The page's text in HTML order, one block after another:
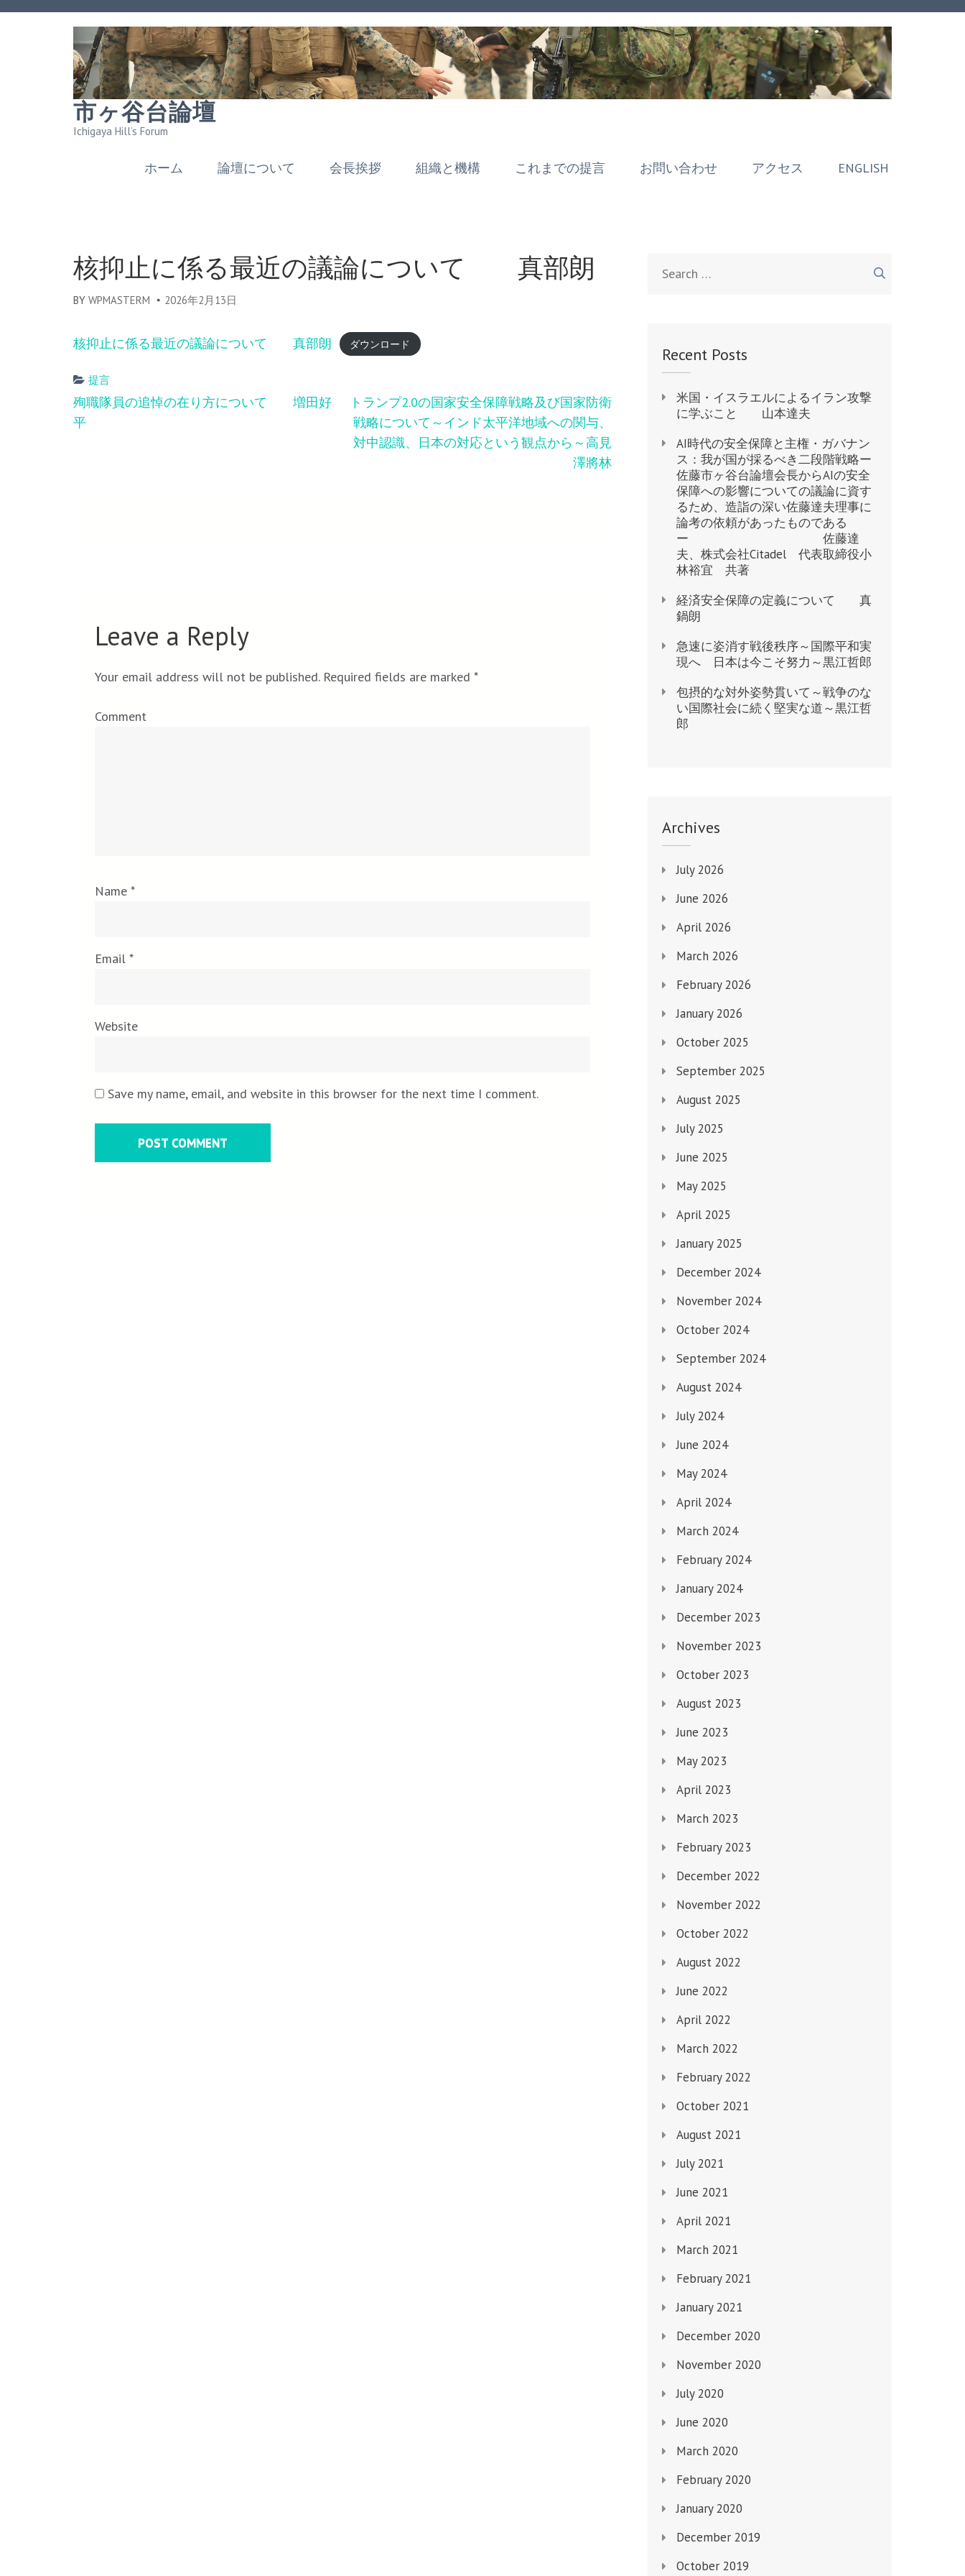
市ヶ谷台論壇
Ichigaya Hill’s Forum
ホーム 論壇について 会長挨拶 組織と機構 これまでの提言 お問い合わせ アクセス ENGLISH
核抑止に係る最近の議論について 真部朗
BY WPMASTERM 2026年2月13日
核抑止に係る最近の議論について 真部朗 ダウンロード
提言
Post
navigation
殉職隊員の追悼の在り方について 増田好
平
トランプ2.0の国家安全保障戦略及び国家防衛
戦略について～インド太平洋地域への関与、
対中認識、日本の対応という観点から～高見
澤將林
Leave a Reply
Your email address will not be published.Required fields are marked *
Comment
Name *
Email *
Website
Save my name, email, and website in this browser for the next time I comment.
Recent Posts
米国・イスラエルによるイラン攻撃
に学ぶこと 山本達夫
AI時代の安全保障と主権・ガバナン
ス：我が国が採るべき二段階戦略ー
佐藤市ヶ谷台論壇会長からAIの安全
保障への影響についての議論に資す
るため、造詣の深い佐藤達夫理事に
論考の依頼があったものである
ー 佐藤達
夫、株式会社Citadel 代表取締役小
林裕宜 共著
経済安全保障の定義について 真
鍋朗
急速に姿消す戦後秩序～国際平和実
現へ 日本は今こそ努力～黒江哲郎
包摂的な対外姿勢貫いて～戦争のな
い国際社会に続く堅実な道～黒江哲
郎
Archives
July 2026
June 2026
April 2026
March 2026
February 2026
January 2026
October 2025
September 2025
August 2025
July 2025
June 2025
May 2025
April 2025
January 2025
December 2024
November 2024
October 2024
September 2024
August 2024
July 2024
June 2024
May 2024
April 2024
March 2024
February 2024
January 2024
December 2023
November 2023
October 2023
August 2023
June 2023
May 2023
April 2023
March 2023
February 2023
December 2022
November 2022
October 2022
August 2022
June 2022
April 2022
March 2022
February 2022
October 2021
August 2021
July 2021
June 2021
April 2021
March 2021
February 2021
January 2021
December 2020
November 2020
July 2020
June 2020
March 2020
February 2020
January 2020
December 2019
October 2019